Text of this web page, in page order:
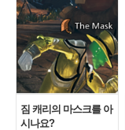
짐 캐리의 마스크를 아
시나요?